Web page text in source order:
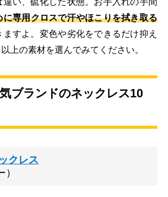
に専用クロスで汗やほこりを拭き取る
すよ。変色や劣化をできるだけ抑え
上の素材を選んでみてください。
ブランドのネックレス10
クレス